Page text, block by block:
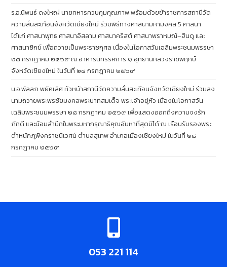
ร.อ.นิพนธ์ ดงใหญ่ นายทหารควบคุมคุณภาพ พร้อมด้วยข้าราชการสถานีวัด
ความสั่นสะเทือนจังหวัดเชียงใหม่ ร่วมพิธีทางศาสนามหามงคล 5 ศาสนา
ได้แก่ ศาสนาพุทธ ศาสนาอิสลาม ศาสนาคริสต์ ศาสนาพราหมณ์–ฮินดู และ
ศาสนาซิกข์ เพื่อถวายเป็นพระราชกุศล เนื่องในโอกาสวันเฉลิมพระชนมพรรษา
๒๘ กรกฎาคม ๒๕๖๙ ณ อาคารนิทรรศการ ๑ อุทยานหลวงราชพฤกษ์
จังหวัดเชียงใหม่ ในวันที่ ๒๘ กรกฎาคม ๒๕๖๙
น.อ.พัลลภ พยัคเลิศ หัวหน้าสถานีวัดความสั่นสะเทือนจังหวัดเชียงใหม่ ร่วมลง
นามถวายพระพรชัยมงคลพระบาทสมเด็จ พระเจ้าอยู่หัว เนื่องในโอกาสวัน
เฉลิมพระชนมพรรษา ๒๘ กรกฎาคม ๒๕๖๙ เพื่อแสดงออกถึงความจงรัก
ภักดี และน้อมสำนึกในพระมหากรุณาธิคุณอันหาที่สุดมิได้ ณ เรือนรับรองพระ
ตำหนักภูพิงคราชนิเวศน์ ตำบลสุเทพ อำเภอเมืองเชียงใหม่ ในวันที่ ๒๘
กรกฎาคม ๒๕๖๙
053 221 114